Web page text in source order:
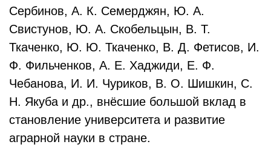
Сербинов, А. К. Семерджян, Ю. А.
Свистунов, Ю. А. Скобельцын, В. Т.
Ткаченко, Ю. Ю. Ткаченко, В. Д. Фетисов, И.
Ф. Фильченков, А. Е. Хаджиди, Е. Ф.
Чебанова, И. И. Чуриков, В. О. Шишкин, С.
Н. Якуба и др., внёсшие большой вклад в
становление университета и развитие
аграрной науки в стране.